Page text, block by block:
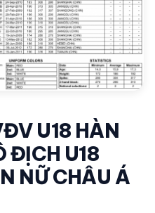
U18 HÀN
ĐỊCH U18
NỮ CHÂU Á